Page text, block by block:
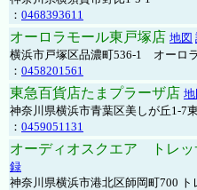
： 0468393611
オーロラモール東戸塚店 地図
横浜市戸塚区品濃町536-1 オーロ
： 0458201561
東急百貨店たまプラーザ店 地
神奈川県横浜市青葉区美しが丘1-7
： 0459051131
オーディオスクエア トレッ
録
神奈川県横浜市港北区師岡町700